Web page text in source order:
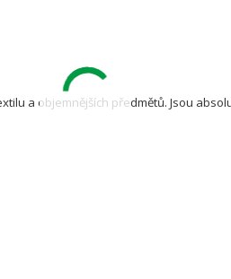
a objemnějších předmětů. Jsou